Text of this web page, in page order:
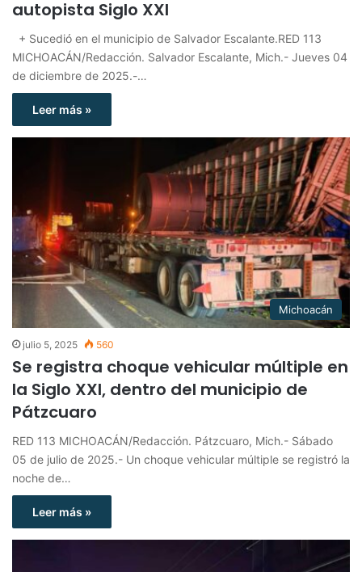
autopista Siglo XXI
+ Sucedió en el municipio de Salvador Escalante.RED 113
MICHOACÁN/Redacción. Salvador Escalante, Mich.- Jueves 04
de diciembre de 2025.-…
Leer más »
Michoacán
julio 5, 2025 560
Se registra choque vehicular múltiple en
la Siglo XXI, dentro del municipio de
Pátzcuaro
RED 113 MICHOACÁN/Redacción. Pátzcuaro, Mich.- Sábado
05 de julio de 2025.- Un choque vehicular múltiple se registró la
noche de…
Leer más »